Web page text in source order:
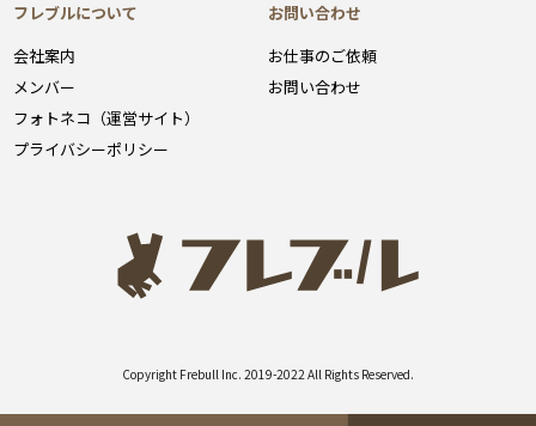
フレブルについて
会社案内
メンバー
フォトネコ（運営サイト）
プライバシーポリシー
お問い合わせ
お仕事のご依頼
お問い合わせ
Copyright Frebull Inc. 2019-2022 All Rights Reserved.